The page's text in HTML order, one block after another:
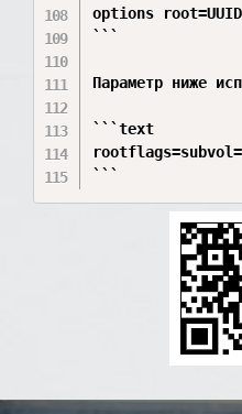
options
```
Параметр ниже
```text